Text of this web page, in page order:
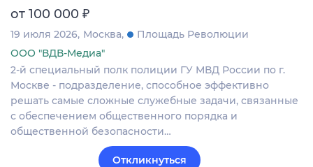
от 100 000 ₽
19 июля 2026 Москва
Площадь Революции
ООО "ВДВ-Медиа"
2-й специальный полк полиции ГУ МВД России по г.
Москве - подразделение, способное эффективно
решать самые сложные служебные задачи, связанные
с обеспечением общественного порядка и
общественной безопасности…
Откликнуться